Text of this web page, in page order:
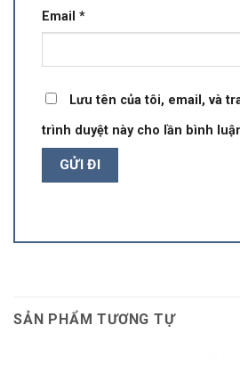
Email *
Lưu tên của tôi, email, và
trình duyệt này cho lần bình
SẢN PHẨM TƯƠNG TỰ